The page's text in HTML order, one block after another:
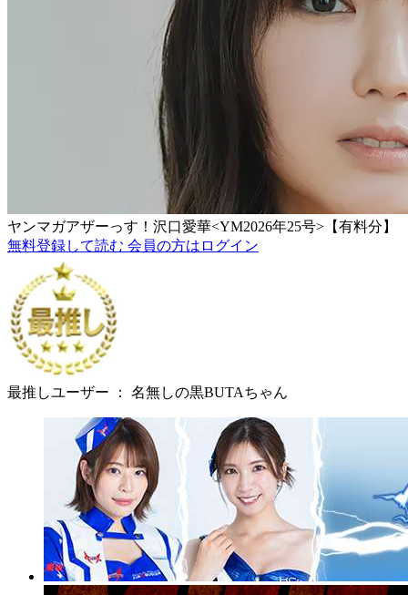
ヤンマガアザーっす！沢口愛華<YM2026年25号>【有料分】
無料登録して読む 会員の方はログイン
最推しユーザー ： 名無しの黒BUTAちゃん